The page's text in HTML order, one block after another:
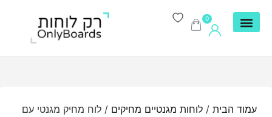
0
עמוד הבית / לוחות מגנטיים מחיקים / לוח מחיק מגנטי עם